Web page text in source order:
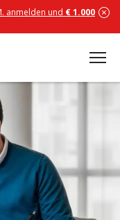
anmelden und € 1.000